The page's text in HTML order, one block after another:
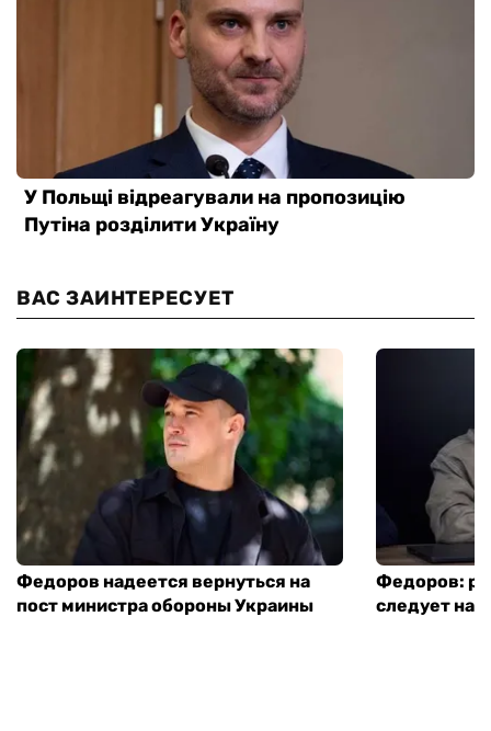
ВАС ЗАИНТЕРЕСУЕТ
Федоров надеется вернуться на
пост министра обороны Украины
Федоров:
следует